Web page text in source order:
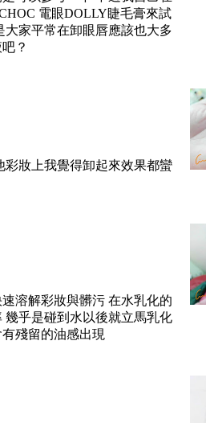
電眼DOLLY睫毛膏來試
家平常在卸眼唇應該也大多
？
彩妝上我覺得卸起來效果都蠻
溶解彩妝與髒污 在水乳化的
幾乎是碰到水以後就立馬乳化
殘留的油感出現